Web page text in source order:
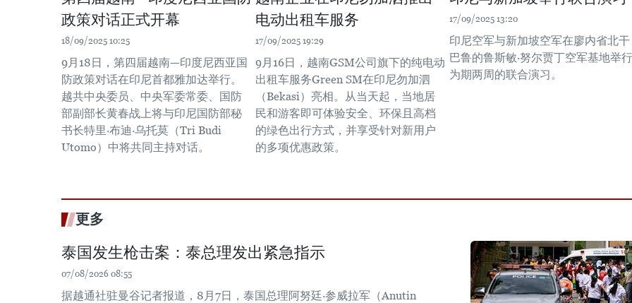
政策对话正式开幕
18/09/2025 10:25
9月18日，第四届越南—印度尼西亚国
防政策对话在印尼首都雅加达举行。
越共中央委员、中央军委常委、国防
部副部长黄春战上将与印尼国防部秘
书长特里·布迪·乌托莫（Tri Budi
Utomo）中将共同主持对话。
电动出租车服务
17/09/2025 19:29
9月16日，越南GSM公司旗下的纯电动
出租车服务Green SM在印尼勿加泗
（Bekasi）亮相。从当天起，当地居
民和游客即可体验安全、环保且高档
的绿色出行方式，并享受针对新用户
的多项优惠政策。
17/09/2025 13:20
印尼空军与新加坡空军在廖内省北干
巴鲁的鲁斯敏·努尔贾丁空军基地举行
为期两周的联合演习。
更多
泰国发生枪击案：泰总理发出紧急指示
07/08/2026 08:55
据越通社驻曼谷记者报道，8月7日，泰国总理阿努廷·参威拉军（Anutin